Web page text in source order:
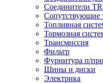
Соединители
Сопутствующие
Топливная
Тормозная
Трансмиссия
Фильтр
Фурнитура п/
Шины и диски
Электрика